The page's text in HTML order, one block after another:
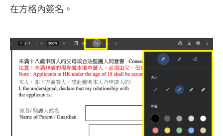
在方格內簽名。